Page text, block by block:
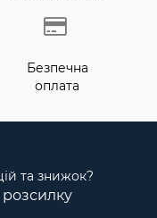
Безпечна
оплата
та знижок?